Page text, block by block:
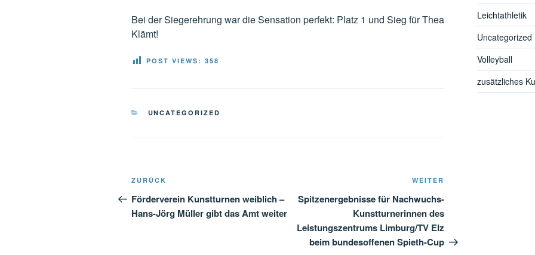
Bei der Siegerehrung war die Sensation perfekt: Platz 1 und Sieg für Thea
Klämt!
POST VIEWS: 358
KATEGORIEN
UNCATEGORIZED
Beitragsnavigation
Vorheriger
Beitrag
ZURÜCK
Förderverein Kunstturnen weiblich –
Hans-Jörg Müller gibt das Amt weiter
Beitrag
WEITER
Spitzenergebnisse für Nachwuchs-
Kunstturnerinnen des
Leistungszentrums Limburg/TV Elz
beim bundesoffenen Spieth-Cup
Leichtathletik
Uncategorized
Volleyball
zusätzliches